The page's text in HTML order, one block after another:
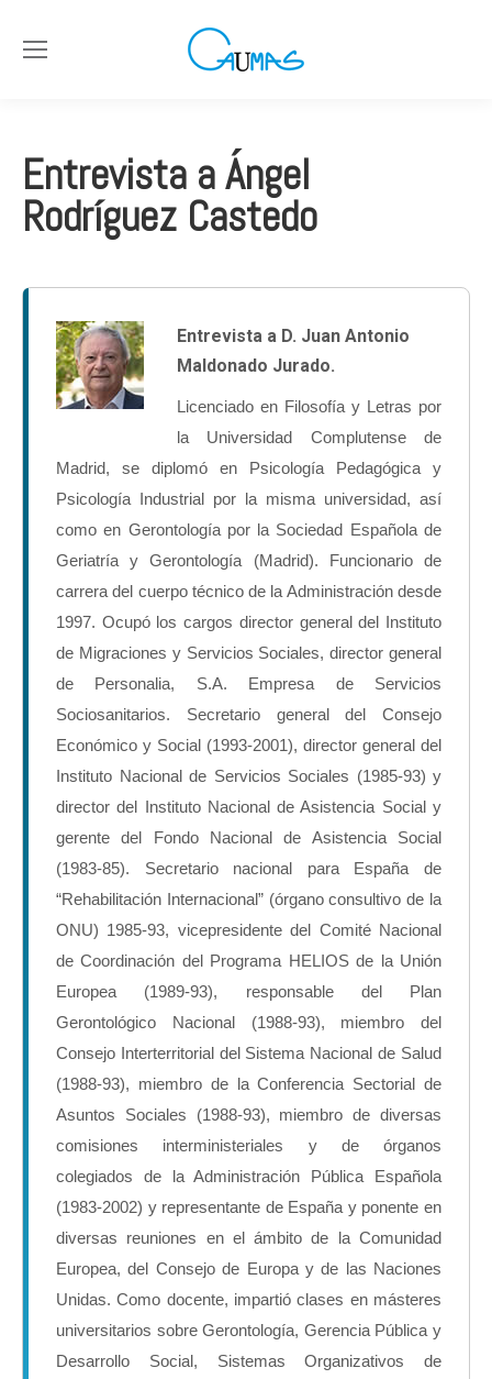
Entrevista a Ángel
Rodríguez Castedo
Entrevista a D. Juan Antonio
Maldonado Jurado.
Licenciado en Filosofía y Letras por
la Universidad Complutense de
Madrid, se diplomó en Psicología Pedagógica y
Psicología Industrial por la misma universidad, así
como en Gerontología por la Sociedad Española de
Geriatría y Gerontología (Madrid). Funcionario de
carrera del cuerpo técnico de la Administración desde
1997. Ocupó los cargos director general del Instituto
de Migraciones y Servicios Sociales, director general
de Personalia, S.A. Empresa de Servicios
Sociosanitarios. Secretario general del Consejo
Económico y Social (1993-2001), director general del
Instituto Nacional de Servicios Sociales (1985-93) y
director del Instituto Nacional de Asistencia Social y
gerente del Fondo Nacional de Asistencia Social
(1983-85). Secretario nacional para España de
“Rehabilitación Internacional” (órgano consultivo de la
ONU) 1985-93, vicepresidente del Comité Nacional
de Coordinación del Programa HELIOS de la Unión
Europea (1989-93), responsable del Plan
Gerontológico Nacional (1988-93), miembro del
Consejo Interterritorial del Sistema Nacional de Salud
(1988-93), miembro de la Conferencia Sectorial de
Asuntos Sociales (1988-93), miembro de diversas
comisiones interministeriales y de órganos
colegiados de la Administración Pública Española
(1983-2002) y representante de España y ponente en
diversas reuniones en el ámbito de la Comunidad
Europea, del Consejo de Europa y de las Naciones
Unidas. Como docente, impartió clases en másteres
universitarios sobre Gerontología, Gerencia Pública y
Desarrollo Social, Sistemas Organizativos de